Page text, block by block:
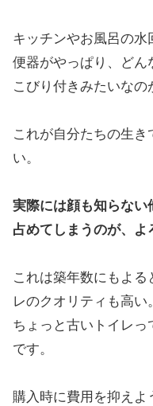
キッチンやお風呂の水
便器がやっぱり、ど
こびり付きみたいなの
これが自分たちの生き
い。
実際には顔も知らない
占めてしまうのが、よ
これは築年数にもよる
レのクオリティも高い。
ちょっと古いトイレ
です。
購入時に費用を抑えよ